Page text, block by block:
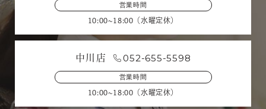
営業時間
10:00~18:00（水曜定休）
中川店 052-655-5598
営業時間
10:00~18:00（水曜定休）